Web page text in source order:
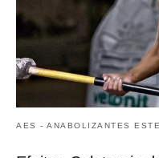
AES - ANABOLIZANTES